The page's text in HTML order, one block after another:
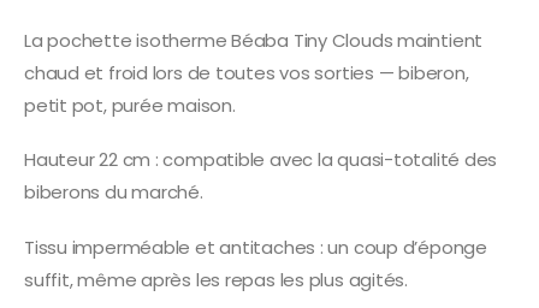
La pochette isotherme Béaba Tiny Clouds maintient
chaud et froid lors de toutes vos sorties — biberon,
petit pot, purée maison.
Hauteur 22 cm : compatible avec la quasi-totalité des
biberons du marché.
Tissu imperméable et antitaches : un coup d’éponge
suffit, même après les repas les plus agités.